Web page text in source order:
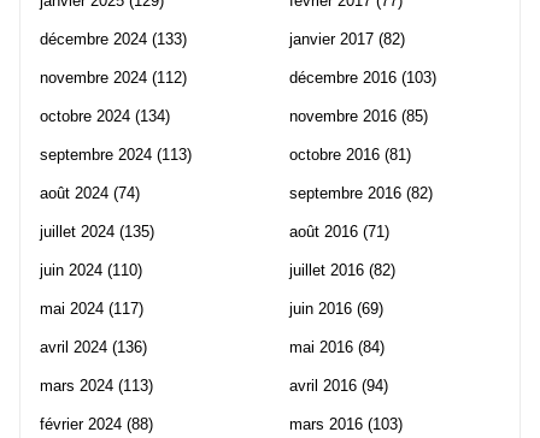
décembre 2024 (133)
novembre 2024 (112)
octobre 2024 (134)
septembre 2024 (113)
août 2024 (74)
juillet 2024 (135)
juin 2024 (110)
mai 2024 (117)
avril 2024 (136)
mars 2024 (113)
février 2024 (88)
janvier 2017 (82)
décembre 2016 (103)
novembre 2016 (85)
octobre 2016 (81)
septembre 2016 (82)
août 2016 (71)
juillet 2016 (82)
juin 2016 (69)
mai 2016 (84)
avril 2016 (94)
mars 2016 (103)